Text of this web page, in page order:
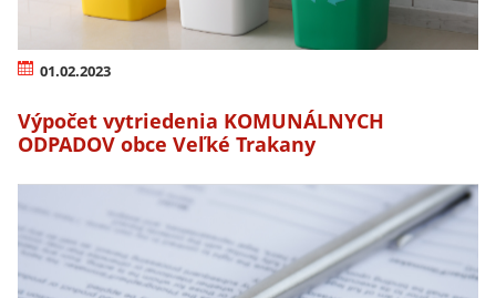
01.02.2023
Výpočet vytriedenia KOMUNÁLNYCH
ODPADOV obce Veľké Trakany